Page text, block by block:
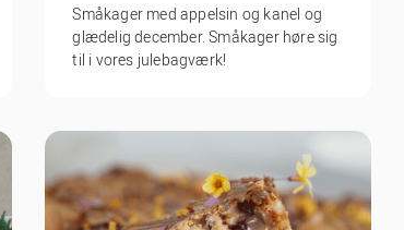
Småkager med appelsin og kanel og
glædelig december. Småkager høre sig
til i vores julebagværk!